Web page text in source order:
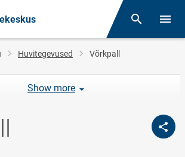
Otsing
Huvitegevused Võrkpall
Show more